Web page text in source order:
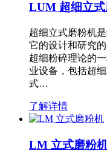
LUM 超细立
超细立式磨粉机
它的设计和研究
超细粉碎理论的
业设备，包括超
式…
了解详情
LM 立式磨粉